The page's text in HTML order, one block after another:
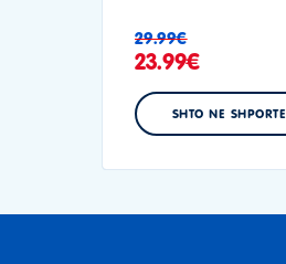
29.99€
23.99€
SHTO NE SHPORTE